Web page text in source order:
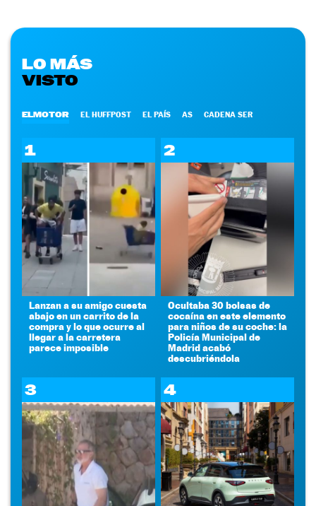
LO MÁS
VISTO
ELMOTOR EL HUFFPOST EL PAÍS AS CADENA SER
1
Lanzan a su amigo cuesta
abajo en un carrito de la
compra y lo que ocurre al
llegar a la carretera
parece imposible
2
Ocultaba 30 bolsas de
cocaína en este elemento
para niños de su coche: la
Policía Municipal de
Madrid acabó
descubriéndola
3 4